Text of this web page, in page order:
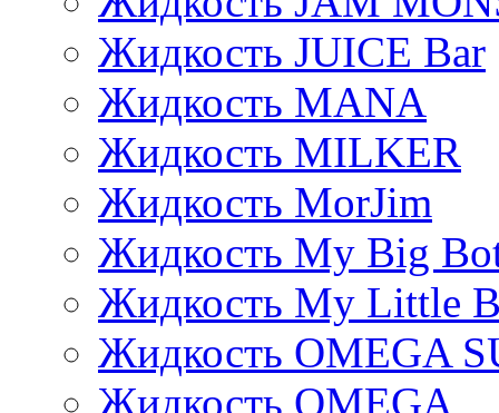
Жидкость JUICE Bar
Жидкость MANA
Жидкость MILKER
Жидкость MorJim
Жидкость My Big
Жидкость My Little
Жидкость OMEGA
Жидкость OMEGA